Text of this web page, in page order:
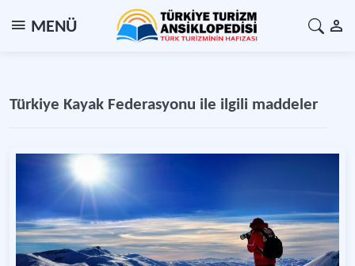
MENÜ
Türkiye Kayak Federasyonu ile ilgili maddeler